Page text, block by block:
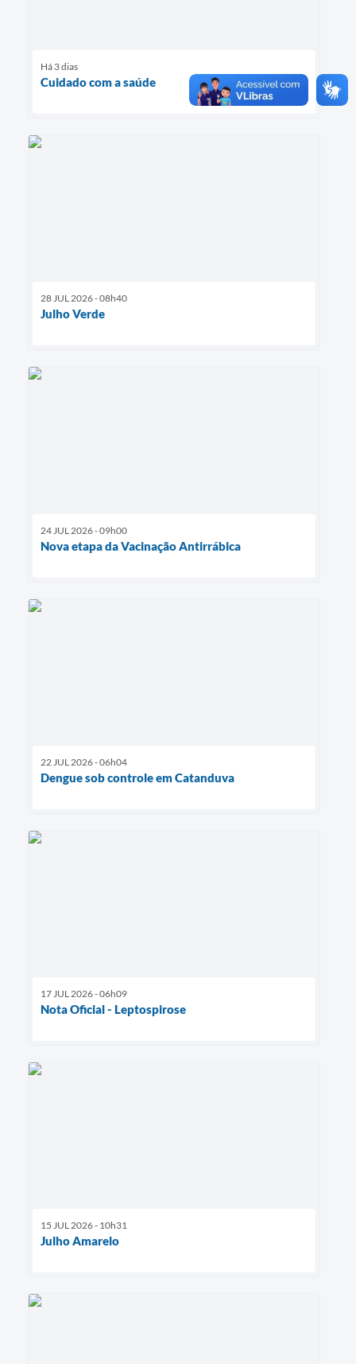
Há 3 dias
Cuidado com a saúde
28 JUL 2026 - 08h40
Julho Verde
24 JUL 2026 - 09h00
Nova etapa da Vacinação Antirrábica
22 JUL 2026 - 06h04
Dengue sob controle em Catanduva
17 JUL 2026 - 06h09
Nota Oficial - Leptospirose
15 JUL 2026 - 10h31
Julho Amarelo